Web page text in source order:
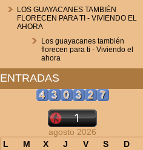
LOS GUAYACANES TAMBIÉN
FLORECEN PARA TI - VIVIENDO EL
AHORA
Los guayacanes también
florecen para ti - Viviendo el
ahora
ENTRADAS
agosto 2026
L
M X J V S D